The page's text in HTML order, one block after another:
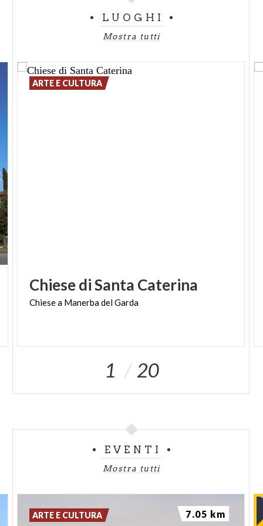
Il campanile invece va fatto risalire alla seconda
metà del '500, ed essendo posto davanti alla
ha fatto supporre che esistesse una sorta di spazio
chiuso antistante l'edificio e probabilmente
LUOGHI
Mostra tutti
ChiesediSanta Caterina
Chiesea ManerbadelGarda
ARTE E CULTURA
1 20
EVENTI
Mostra tutti
ARTE E CULTURA 7.05 km